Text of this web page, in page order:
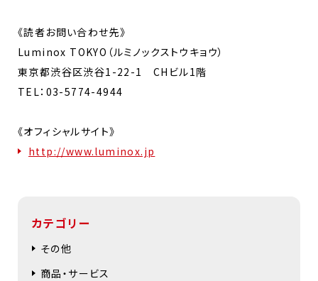
《読者お問い合わせ先》
Luminox TOKYO（ルミノックストウキョウ）
東京都渋谷区渋谷1-22-1 CHビル1階
TEL：03-5774-4944
《オフィシャルサイト》
http://www.luminox.jp
カテゴリー
その他
商品・サービス